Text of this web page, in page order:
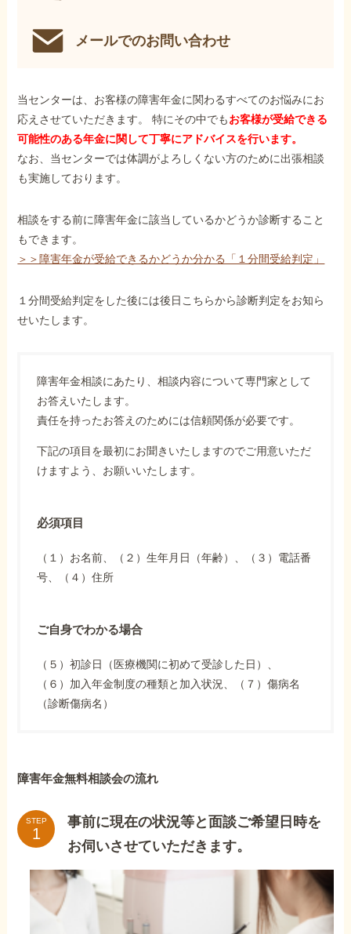
メールでのお問い合わせ
当センターは、お客様の障害年金に関わるすべてのお悩みにお
応えさせていただきます。 特にその中でもお客様が受給できる
可能性のある年金に関して丁寧にアドバイスを行います。
なお、当センターでは体調がよろしくない方のために出張相談
も実施しております。
相談をする前に障害年金に該当しているかどうか診断すること
もできます。
＞＞障害年金が受給できるかどうか分かる「１分間受給判定」
１分間受給判定をした後には後日こちらから診断判定をお知ら
せいたします。
障害年金相談にあたり、相談内容について専門家として
お答えいたします。
責任を持ったお答えのためには信頼関係が必要です。
下記の項目を最初にお聞きいたしますのでご用意いただ
けますよう、お願いいたします。
必須項目
（１）お名前、（２）生年月日（年齢）、（３）電話番
号、（４）住所
ご自身でわかる場合
（５）初診日（医療機関に初めて受診した日）、
（６）加入年金制度の種類と加入状況、（７）傷病名
（診断傷病名）
障害年金無料相談会の流れ
STEP
事前に現在の状況等と面談ご希望日時を
お伺いさせていただきます。